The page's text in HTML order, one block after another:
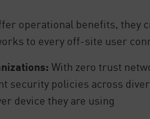
operational benefits, they
to every off-site user
With zero trust
security policies across
device they are using